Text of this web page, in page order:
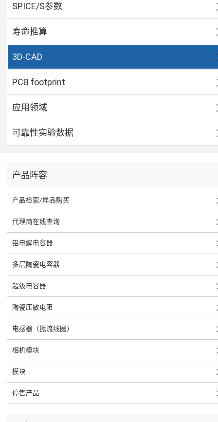
SPICE/S参数
寿命推算
3D-CAD
PCB footprint
应用领域
可靠性实验数据
产品阵容
产品检索/样品购买
代理商在线查询
铝电解电容器
多层陶瓷电容器
超级电容器
陶瓷压敏电阻
电感器（扼流线圈）
相机模块
模块
停售产品